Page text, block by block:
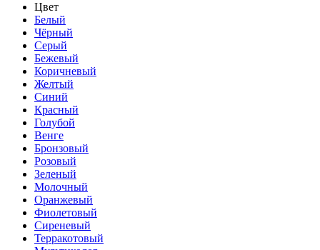
Цвет
Белый
Чёрный
Серый
Бежевый
Коричневый
Желтый
Синий
Красный
Голубой
Венге
Бронзовый
Розовый
Зеленый
Молочный
Оранжевый
Фиолетовый
Сиреневый
Терракотовый